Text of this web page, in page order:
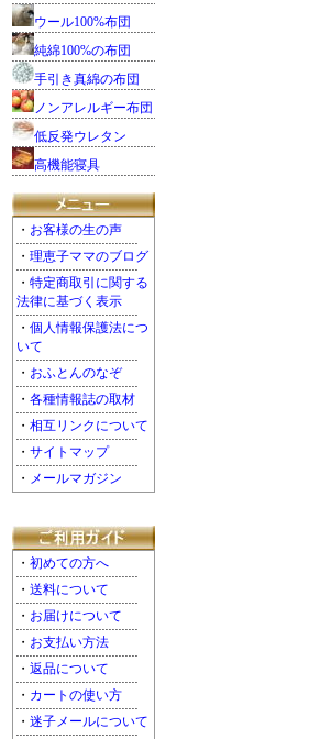
ウール100%布団
純綿100%の布団
手引き真綿の布団
ノンアレルギー布団
低反発ウレタン
高機能寝具
・ お客様の生の声
・ 理恵子ママのブログ
・ 特定商取引に関する
法律に基づく表示
・ 個人情報保護法につ
いて
・ おふとんのなぞ
・ 各種情報誌の取材
・ 相互リンクについて
・ サイトマップ
・ メールマガジン
・ 初めての方へ
・ 送料について
・ お届けについて
・ お支払い方法
・ 返品について
・ カートの使い方
・ 迷子メールについて